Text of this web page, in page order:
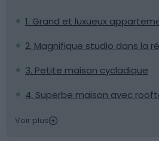
1. Grand et luxueux
2. Magnifique studio dans la
3. Petite maison cycladique
4. Superbe maison avec
Voir plus